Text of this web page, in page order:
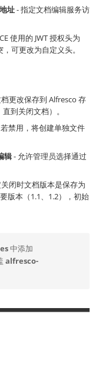
址- 指定文档编辑服务访
使用的 JWT 授权头为
可更改为自定义头。
更改保存到 Alfresco 存
到关闭文档）。
禁用，将创建单独文件
辑- 允许管理员选择通过
闭时文档版本是保存为
版本（1.1、1.2），初始
中添加
alfresco-